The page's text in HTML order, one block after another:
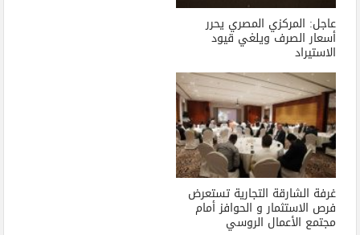
عاجل: المركزي المصري يحرر
أسعار الصرف ويلغي قيود
الاستيراد
غرفة الشارقة التجارية تستعرض
فرص الاستثمار و الحوافز أمام
مجتمع الأعمال الروسي